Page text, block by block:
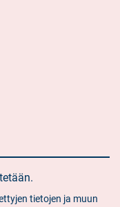
tietojen ja muun